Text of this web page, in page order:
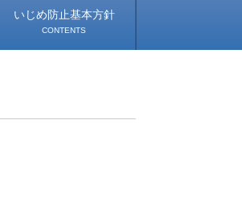
いじめ防止基本方針
CONTENTS